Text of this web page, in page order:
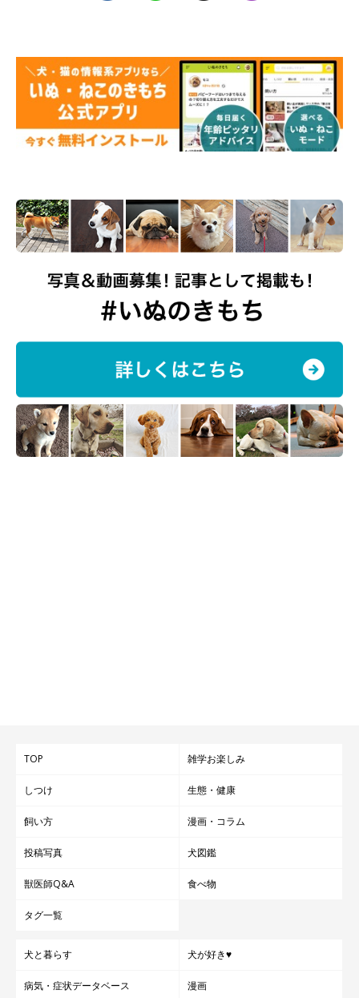
TOP 雑学お楽しみ
しつけ 生態・健康
飼い方 漫画・コラム
投稿写真 犬図鑑
獣医師Q&A 食べ物
タグ一覧
犬と暮らす 犬が好き♥
病気・症状データベース 漫画